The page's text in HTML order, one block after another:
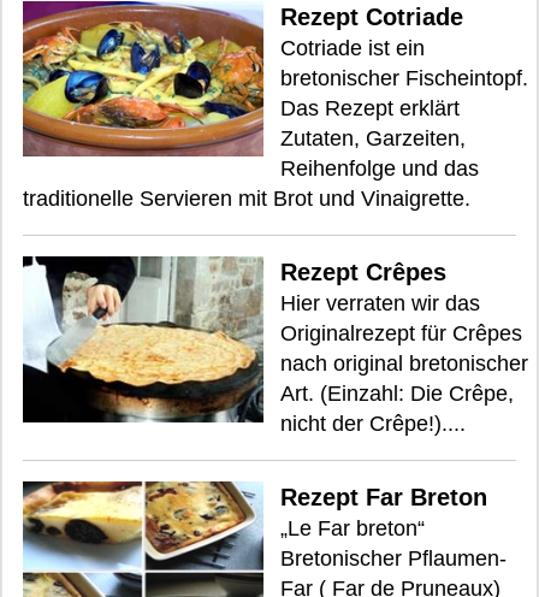
Rezept Cotriade
Cotriade ist ein
bretonischer Fischeintopf.
Das Rezept erklärt
Zutaten, Garzeiten,
Reihenfolge und das
traditionelle Servieren mit Brot und Vinaigrette.
Rezept Crêpes
Hier verraten wir das
Originalrezept für Crêpes
nach original bretonischer
Art. (Einzahl: Die Crêpe,
nicht der Crêpe!)....
Rezept Far Breton
„Le Far breton“
Bretonischer Pflaumen-
Far ( Far de Pruneaux)